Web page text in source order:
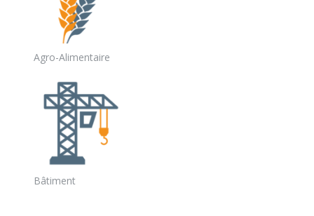
Agro-Alimentaire
Bâtiment